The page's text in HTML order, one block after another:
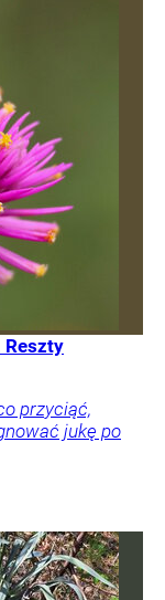
Reszty
przyciąć,
jukę po